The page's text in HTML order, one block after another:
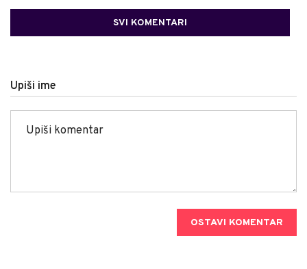
SVI KOMENTARI
Upiši ime
OSTAVI KOMENTAR